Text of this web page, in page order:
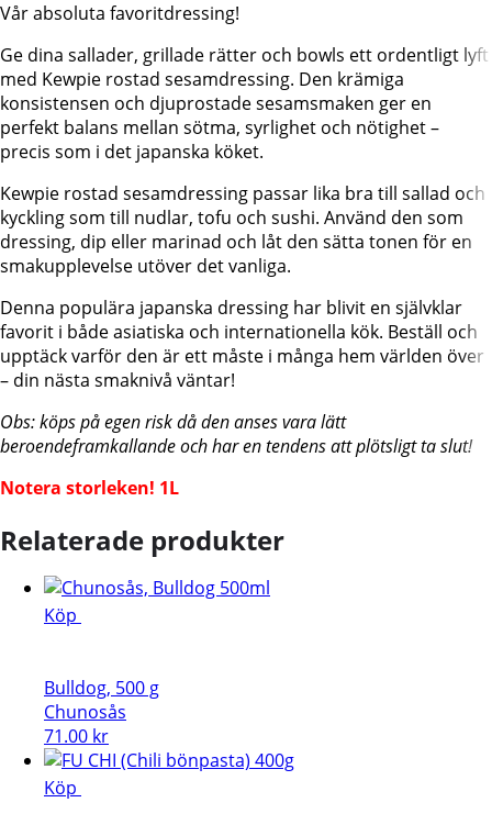
Vår absoluta favoritdressing!
Ge dina sallader, grillade rätter och bowls ett ordentligt lyft
med Kewpie rostad sesamdressing. Den krämiga
konsistensen och djuprostade sesamsmaken ger en
perfekt balans mellan sötma, syrlighet och nötighet –
precis som i det japanska köket.
Kewpie rostad sesamdressing passar lika bra till sallad och
kyckling som till nudlar, tofu och sushi. Använd den som
dressing, dip eller marinad och låt den sätta tonen för en
smakupplevelse utöver det vanliga.
Denna populära japanska dressing har blivit en självklar
favorit i både asiatiska och internationella kök. Beställ och
upptäck varför den är ett måste i många hem världen över
– din nästa smaknivå väntar!
Obs: köps på egen risk då den anses vara lätt
beroendeframkallande och har en tendens att plötsligt ta slut!
Notera storleken! 1L
Relaterade produkter
Köp
Bulldog, 500 g
Chunosås
71.00 kr
Köp